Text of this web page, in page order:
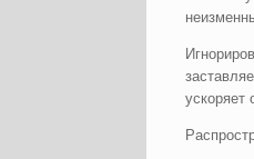
ускоряет